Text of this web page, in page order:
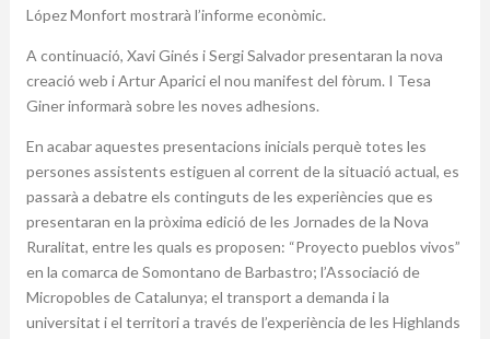
López Monfort mostrarà l’informe econòmic.
A continuació, Xavi Ginés i Sergi Salvador presentaran la nova
creació web i Artur Aparici el nou manifest del fòrum. I Tesa
Giner informarà sobre les noves adhesions.
En acabar aquestes presentacions inicials perquè totes les
persones assistents estiguen al corrent de la situació actual, es
passarà a debatre els continguts de les experiències que es
presentaran en la pròxima edició de les Jornades de la Nova
Ruralitat, entre les quals es proposen: “Proyecto pueblos vivos”
en la comarca de Somontano de Barbastro; l’Associació de
Micropobles de Catalunya; el transport a demanda i la
universitat i el territori a través de l’experiència de les Highlands